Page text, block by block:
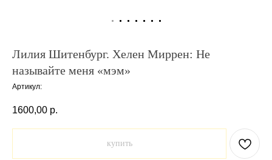
Лилия Шитенбург. Хелен Миррен: Не
называйте меня «мэм»
Артикул:
1600,00 р.
купить